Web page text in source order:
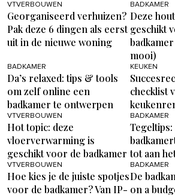
VTVERBOUWEN
Georganiseerd verhuizen?
Pak deze 6 dingen als eerst
uit in de nieuwe woning
BADKAMER
Deze
geschikt
mooi)
BADKAMER
Da’s relaxed: tips & tools
om zelf online een
badkamer te ontwerpen
KEUKEN
checklist
VTVERBOUWEN
Hot topic: deze
vloerverwarming is
geschikt voor de badkamer
BADKAMER
tot aan
VTVERBOUWEN
Hoe kies je de juiste spotjes
voor de badkamer? Van IP-
BADKAMER
De
on a